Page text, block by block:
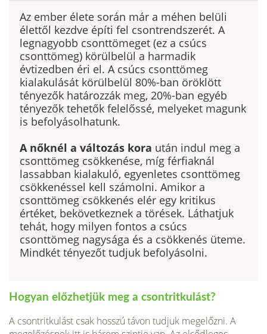
Az ember élete során már a méhen belüli
élettől kezdve építi fel csontrendszerét. A
legnagyobb csonttömeget (ez a csúcs
csonttömeg) körülbelül a harmadik
évtizedben éri el. A csúcs csonttömeg
kialaku­lását körülbelül 80%-ban öröklött
tényezők határozzák meg, 20%-ban egyéb
tényezők tehetők felelőssé, melyeket magunk
is befolyásolha­tunk.
A nőknél a változás kora után indul meg a
csonttömeg csökkenése, míg férfiaknál
lassabban kialakuló, egyenletes csonttömeg
csökkenéssel kell számolni. Amikor a
csonttömeg csökkenés elér egy kritikus
értéket, bekövetkeznek a törések. Láthatjuk
tehát, hogy milyen fontos a csúcs
csonttömeg nagysága és a csökkenés üteme.
Mindkét tényezőt tudjuk befolyásolni.
Hogyan előzhetjük meg a csontritkulást?
A csontritkulást csak hosszú távon tudjuk megelőzni. A